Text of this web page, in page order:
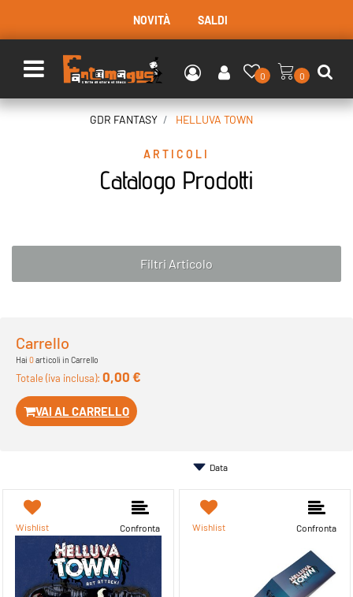
NOVITÀ SALDI
Open menu
0 0
GDR FANTASY HELLUVA TOWN
ARTICOLI
Catalogo Prodotti
Filtri Articolo
Carrello
Hai 0articoli in Carrello
Totale (iva inclusa): 0,00 €
VAI AL CARRELLO
Wishlist Confronta Wishlist Confronta